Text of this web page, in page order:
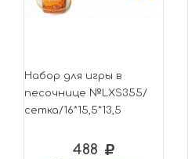
Набор для игры в
песочнице №LXS355/
сетка/16*15,5*13,5
488